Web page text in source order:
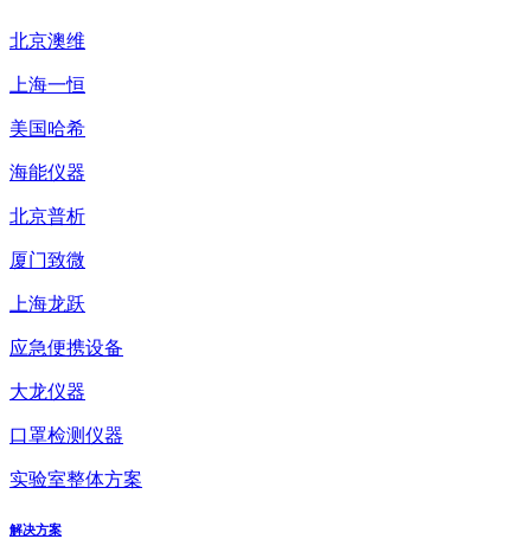
北京澳维
上海一恒
美国哈希
海能仪器
北京普析
厦门致微
上海龙跃
应急便携设备
大龙仪器
口罩检测仪器
实验室整体方案
解决方案